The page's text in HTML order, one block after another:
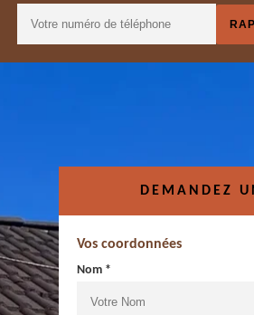
DEMANDEZ
Vos coordonnées
Nom *